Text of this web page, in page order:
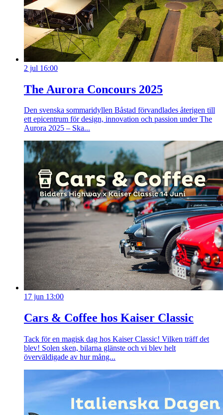
2 jul 16:00
The Aurora Concours 2025
Den svenska sommaridyllen Båstad förvandlades återigen till
ett epicentrum för design, innovation och passion under The
Aurora 2025 – Ska...
17 jun 13:00
Cars & Coffee hos Kaiser Classic
Tack för en magisk dag hos Kaiser Classic! Vilken träff det
blev! Solen sken, bilarna glänste och vi blev helt
överväldigade av hur mång...